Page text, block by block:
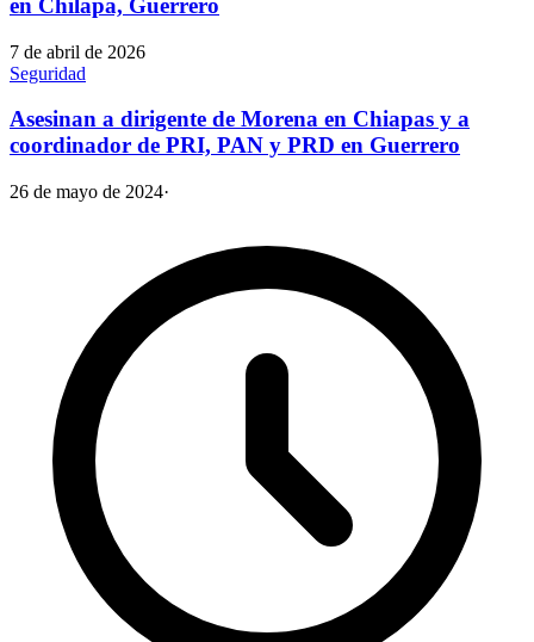
en Chilapa, Guerrero
7 de abril de 2026
Seguridad
Asesinan a dirigente de Morena en Chiapas y a
coordinador de PRI, PAN y PRD en Guerrero
26 de mayo de 2024·